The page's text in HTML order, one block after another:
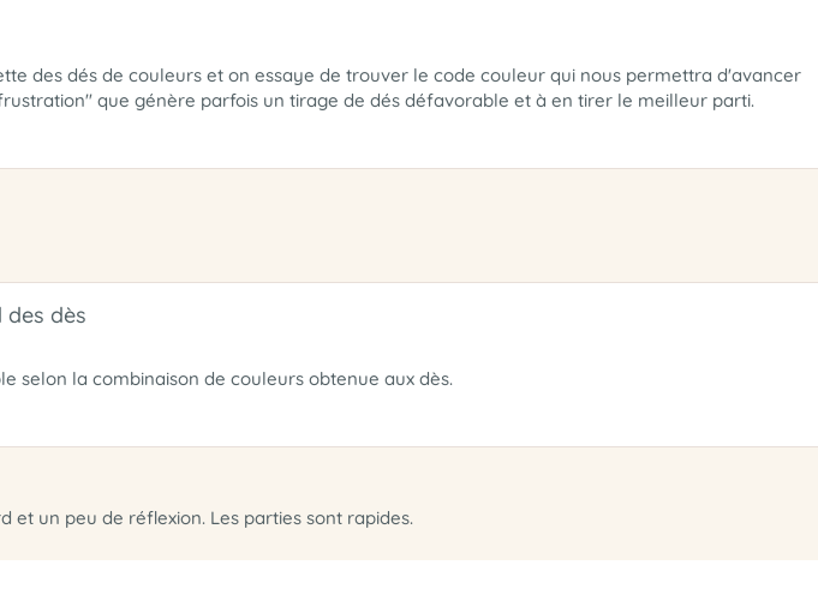
des dés de couleurs et on essaye de trouver le code couleur qui nous permettra d'avancer
que génère parfois un tirage de dés défavorable et à en tirer le meilleur parti.
dès
selon la combinaison de couleurs obtenue aux dès.
et un peu de réflexion. Les parties sont rapides.